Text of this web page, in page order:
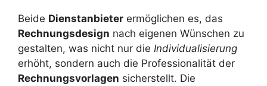
Beide Dienstanbieter ermöglichen es, das
Rechnungsdesign nach eigenen Wünschen zu
gestalten, was nicht nur die Individualisierung
erhöht, sondern auch die Professionalität der
Rechnungsvorlagen sicherstellt. Die